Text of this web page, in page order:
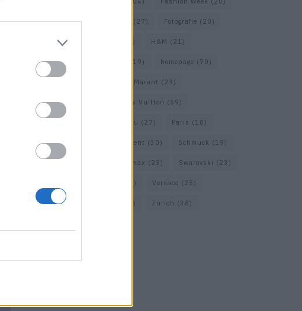
Fendi(26) (27) Fotografie (20)
Gucci(72) (17) H&M (21)
Hermes (19) homepage (70)
Isabel Marant (23)
Jimmy Choo Louis Vuitton (59)
Miu Miu (27) Paris (18)
Prada Saint Laurent (30) Schmuck (19)
Sportmax (23) Swarovski (23)
(33) Versace (25)
Wolford (18) Zürich (38)